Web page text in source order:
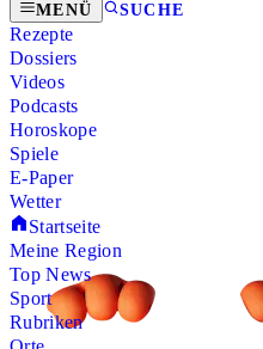
MENÜ SUCHE
Rezepte
Dossiers
Videos
Podcasts
Horoskope
Spiele
E-Paper
Wetter
Startseite
Meine Region
Top News
Sport
Rubriken